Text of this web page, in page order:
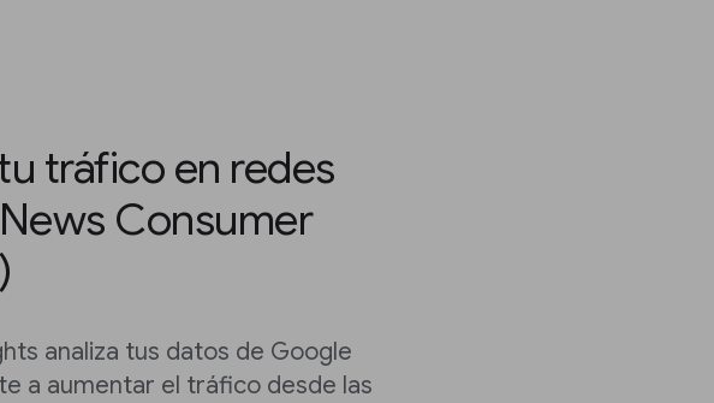
tráfico en redes
Consumer
analiza tus datos de Google
a aumentar el tráfico desde las